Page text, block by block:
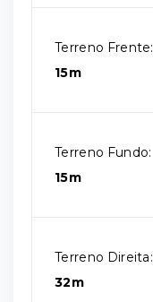
Terreno Frente:
15m
Terreno Fundo:
15m
Terreno Direita:
32m